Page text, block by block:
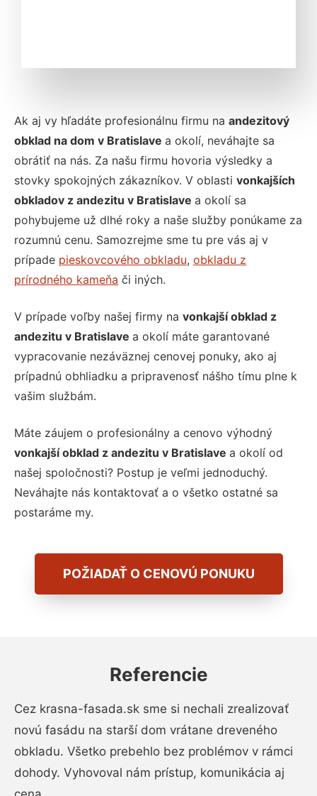
Ak aj vy hľadáte profesionálnu firmu na andezitový
obklad na dom v Bratislave a okolí, neváhajte sa
obrátiť na nás. Za našu firmu hovoria výsledky a
stovky spokojných zákazníkov. V oblasti vonkajších
obkladov z andezitu v Bratislave a okolí sa
pohybujeme už dlhé roky a naše služby ponúkame za
rozumnú cenu. Samozrejme sme tu pre vás aj v
prípade pieskovcového obkladu, obkladu z
prírodného kameňa či iných.
V prípade voľby našej firmy na vonkajší obklad z
andezitu v Bratislave a okolí máte garantované
vypracovanie nezáväznej cenovej ponuky, ako aj
prípadnú obhliadku a pripravenosť nášho tímu plne k
vašim službám.
Máte záujem o profesionálny a cenovo výhodný
vonkajší obklad z andezitu v Bratislave a okolí od
našej spoločnosti? Postup je veľmi jednoduchý.
Neváhajte nás kontaktovať a o všetko ostatné sa
postaráme my.
POŽIADAŤ O CENOVÚ PONUKU
Referencie
Cez krasna-fasada.sk sme si nechali zrealizovať
novú fasádu na starší dom vrátane dreveného
obkladu. Všetko prebehlo bez problémov v rámci
dohody. Vyhovoval nám prístup, komunikácia aj